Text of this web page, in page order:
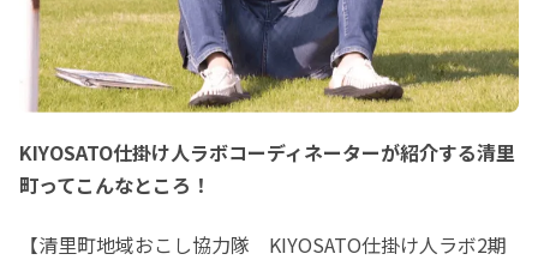
KIYOSATO仕掛け人ラボコーディネーターが紹介する清里
町ってこんなところ！
【清里町地域おこし協力隊　KIYOSATO仕掛け人ラボ2期